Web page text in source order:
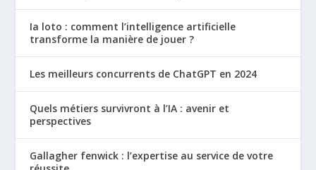
Ia loto : comment l’intelligence artificielle
transforme la manière de jouer ?
Les meilleurs concurrents de ChatGPT en 2024
Quels métiers survivront à l’IA : avenir et
perspectives
Gallagher fenwick : l’expertise au service de votre